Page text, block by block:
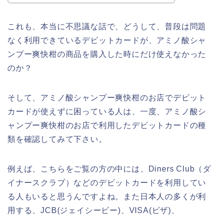
これも、本当に不思議な話で、どうして、普段は問題
なく利用できているデビットカードが、アミノ酸シャ
ンプー爽快柑の商品を購入した時にだけ使えなかった
のか？
そして、アミノ酸シャンプー爽快柑のお店でデビット
カードが使えずに困っている人は、一度、アミノ酸シ
ャンプー爽快柑のお店で利用したデビットカードの種
類を確認してみて下さい。
例えば、こちらをご覧の方の中には、Diners Club（ダ
イナースクラブ）などのデビットカードを利用してい
る人もいると思うんですよね。また日本人の多くが利
用する、JCB(ジェイシービー)、VISA(ビザ)、